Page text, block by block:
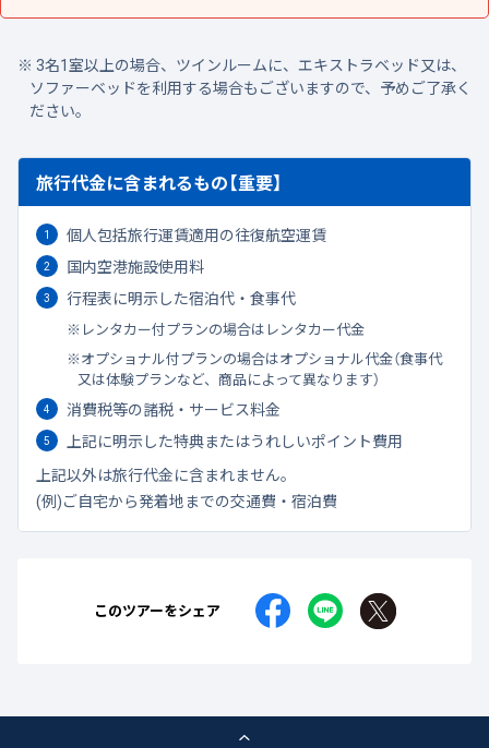
3名1室以上の場合、ツインルームに、エキストラベッド又は、
ソファーベッドを利用する場合もございますので、予めご了承く
ださい。
旅行代金に含まれるもの【重要】
個人包括旅行運賃適用の往復航空運賃
国内空港施設使用料
行程表に明示した宿泊代・食事代
レンタカー付プランの場合はレンタカー代金
オプショナル付プランの場合はオプショナル代金（食事代
又は体験プランなど、商品によって異なります）
消費税等の諸税・サービス料金
上記に明示した特典またはうれしいポイント費用
上記以外は旅行代金に含まれません。
(例)ご自宅から発着地までの交通費・宿泊費
このツアーをシェア